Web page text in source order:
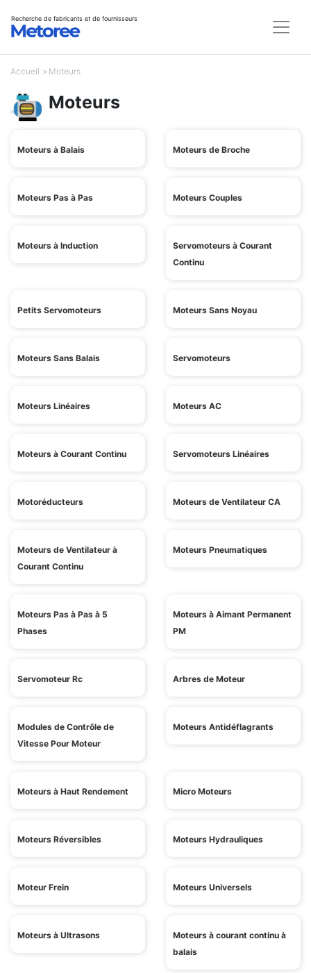
Recherche de fabricants et de fournisseurs
Accueil Moteurs
Moteurs
Moteurs à Balais Moteurs de Broche
Moteurs Pas à Pas Moteurs Couples
Moteurs à Induction
Servomoteurs à Courant
Continu
Petits Servomoteurs Moteurs Sans Noyau
Moteurs Sans Balais Servomoteurs
Moteurs Linéaires Moteurs AC
Moteurs à Courant Continu Servomoteurs Linéaires
Motoréducteurs Moteurs de Ventilateur CA
Moteurs de Ventilateur à
Courant Continu
Moteurs Pneumatiques
Moteurs Pas à Pas à 5
Phases
Moteurs à Aimant Permanent
PM
Servomoteur Rc Arbres de Moteur
Modules de Contrôle de
Vitesse Pour Moteur
Moteurs Antidéflagrants
Moteurs à Haut Rendement Micro Moteurs
Moteurs Réversibles Moteurs Hydrauliques
Moteur Frein Moteurs Universels
Moteurs à Ultrasons
Moteurs à courant continu à
balais